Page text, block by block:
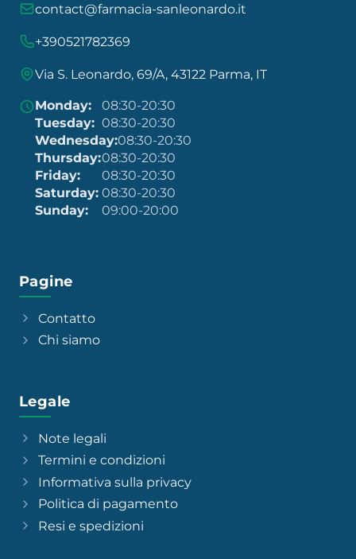
contact@farmacia-sanleonardo.it
+390521782369
Via S. Leonardo, 69/A, 43122 Parma, IT
Monday:
08:30-20:30
Tuesday: 08:30-20:30
Wednesday:08:30-20:30
Thursday:08:30-20:30
Friday:
08:30-20:30
Saturday: 08:30-20:30
Sunday:
09:00-20:00
Pagine
Contatto
Chi siamo
Legale
Note legali
Termini e condizioni
Informativa sulla privacy
Politica di pagamento
Resi e spedizioni